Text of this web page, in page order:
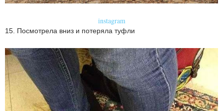
instagram
15. Посмотрела вниз и потеряла туфли